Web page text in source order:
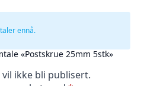
ennå.
«Postskrue 25mm 5stk»
ikke bli publisert.